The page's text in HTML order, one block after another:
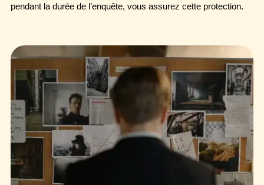
pendant la durée de l’enquête, vous assurez cette protection.